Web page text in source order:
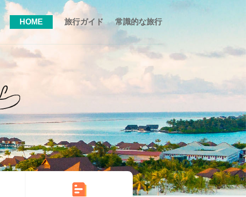
HOME 旅行ガイド 常識的な旅行